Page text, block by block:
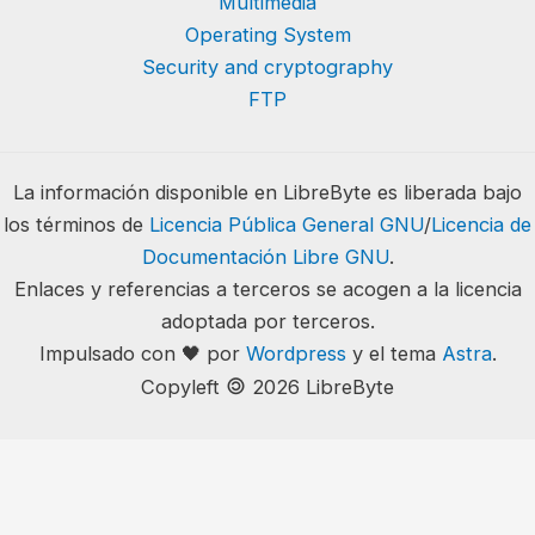
Operating System
Security and cryptography
FTP
La información disponible en LibreByte es liberada bajo
los términos de Licencia Pública General GNU/Licencia de
Documentación Libre GNU.
Enlaces y referencias a terceros se acogen a la licencia
adoptada por terceros.
Impulsado con 🖤 por Wordpress y el tema Astra.
Copyleft 🄯 2026 LibreByte